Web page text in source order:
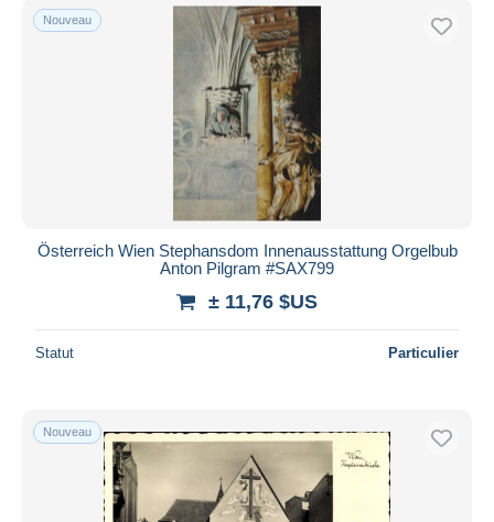
Nouveau
Österreich Wien Stephansdom Innenausstattung Orgelbub
Anton Pilgram #SAX799
± 11,76 $US
Statut Particulier
Nouveau